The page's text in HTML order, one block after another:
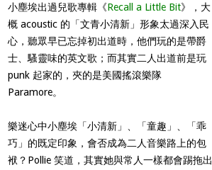
小塵埃出過兒歌專輯《Recall a Little Bit》，大
概 acoustic 的「文青小清新」形象太過深入民
心，聽眾早已忘掉初出道時，他們玩的是帶爵
士、騷靈味的英文歌；而其實二人出道前是玩
punk 起家的，夾的是美國搖滾樂隊
Paramore。
樂迷心中小塵埃「小清新」、「童趣」、「乖
巧」的既定印象，會否成為二人音樂路上的包
袱？Pollie 笑道，其實她與常人一樣都會踢拖出